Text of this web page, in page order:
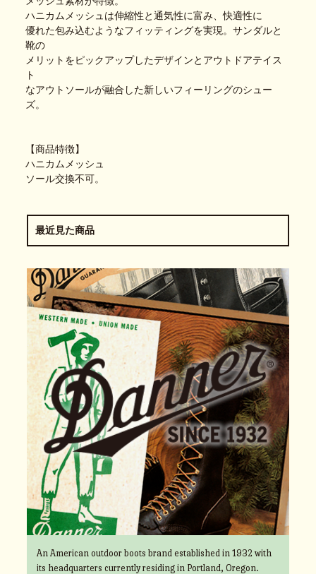
ハニカムメッシュは伸縮性と通気性に富み、快適性に
優れた包み込むようなフィッティングを実現。サンダルと
靴の
メリットをピックアップしたデザインとアウトドアテイス
ト
なアウトソールが融合した新しいフィーリングのシュー
ズ。
【商品特徴】
ハニカムメッシュ
ソール交換不可。
最近見た商品
An American outdoor boots brand established in 1932 with
its headquarters currently residing in Portland, Oregon.